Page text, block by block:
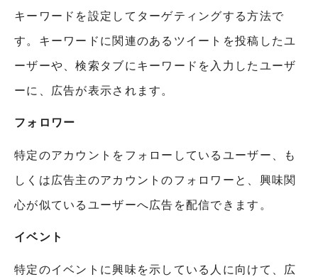
キーワードを設定してターゲティングする方法で
す。キーワードに関連のあるツイートを投稿したユ
ーザーや、検索タブにキーワードを入力したユーザ
ーに、広告が表示されます。
フォロワー
特定のアカウントをフォローしているユーザー、も
しくは広告主のアカウントのフォロワーと、興味関
心が似ているユーザーへ広告を配信できます。
イベント
特定のイベントに興味を示している人に向けて、広